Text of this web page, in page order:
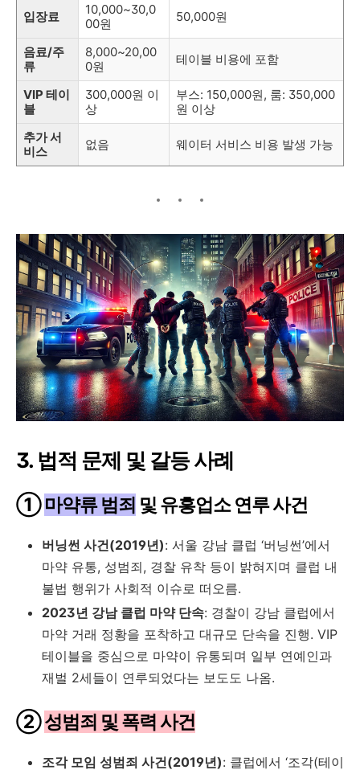
입장료
10,000~30,0
00원
50,000원
음료/주
류
8,000~20,00
0원
테이블 비용에 포함
VIP 테이
블
300,000원 이
상
부스: 150,000원, 룸: 350,000
원 이상
추가 서
비스
없음 웨이터 서비스 비용 발생 가능
3. 법적 문제 및 갈등 사례
①마약류 범죄 및 유흥업소 연루 사건
버닝썬 사건(2019년): 서울 강남 클럽 ‘버닝썬’에서
마약 유통, 성범죄, 경찰 유착 등이 밝혀지며 클럽 내
불법 행위가 사회적 이슈로 떠오름.
2023년 강남 클럽 마약 단속: 경찰이 강남 클럽에서
마약 거래 정황을 포착하고 대규모 단속을 진행. VIP
테이블을 중심으로 마약이 유통되며 일부 연예인과
재벌 2세들이 연루되었다는 보도도 나옴.
②성범죄 및 폭력 사건
조각 모임 성범죄 사건(2019년): 클럽에서 ‘조각(테이